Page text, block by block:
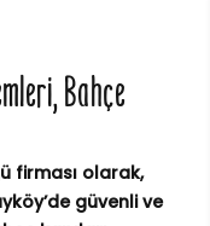
Bahçe
firması olarak,
güvenli ve